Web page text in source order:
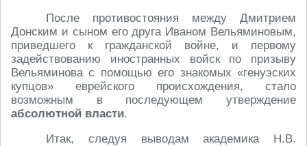
После противостояния между Дмитрием
Донским и сыном его друга Иваном Вельяминовым,
приведшего к гражданской войне, и первому
задействованию иностранных войск по призыву
Вельяминова с помощью его знакомых «генуэских
купцов» еврейского происхождения, стало
возможным в последующем утверждение
абсолютной власти.
Итак, следуя выводам академика Н.В.